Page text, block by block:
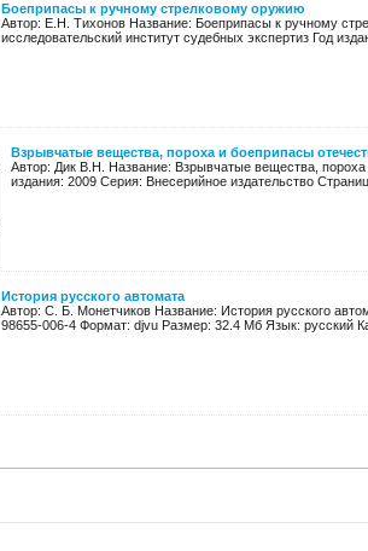
Боеприпасы к ручному стрелковому оружию
Автор: Е.Н. Тихонов Название: Боеприпасы к ручному
исследовательский институт судебных экспертиз Год
Взрывчатые вещества, пороха и боеприпасы
Автор: Дик В.Н. Название: Взрывчатые вещества,
издания: 2009 Серия: Внесерийное издательство
История русского автомата
Автор: С. Б. Монетчиков Название: История русского
98655-006-4 Формат: djvu Размер: 32.4 Мб Язык: русский